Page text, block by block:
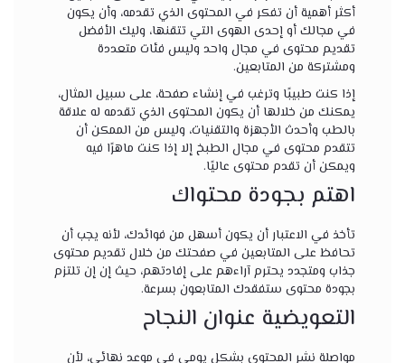
أكثر أهمية أن تفكر في المحتوى الذي تقدمه، وأن يكون
في مجالك أو إحدى الهوى التي تتقنها، وليك الأفضل
تقديم محتوى في مجال واحد وليس فئات متعددة
ومشتركة من المتابعين.
إذا كنت طبيبًا وترغب في إنشاء صفحة، على سبيل المثال،
يمكنك من خلالها أن يكون المحتوى الذي تقدمه له علاقة
بالطب وأحدث الأجهزة والتقنيات، وليس من الممكن أن
تتقدم محتوى في مجال الطبخ إلا إذا كنت ماهرًا فيه
ويمكن أن تقدم محتوى عاليًا.
اهتم بجودة محتواك
تأخذ في الاعتبار أن يكون أسهل من فوائدك، لأنه يجب أن
تحافظ على المتابعين في صفحتك من خلال تقديم محتوى
جذاب ومتجدد يحترم آراءهم على إفادتهم، حيث إن إن تلتزم
بجودة محتوى ستفقدك المتابعون بسرعة.
التعويضية عنوان النجاح
مواصلة نشر المحتوى بشكل يومي في موعد نهائي، لأن